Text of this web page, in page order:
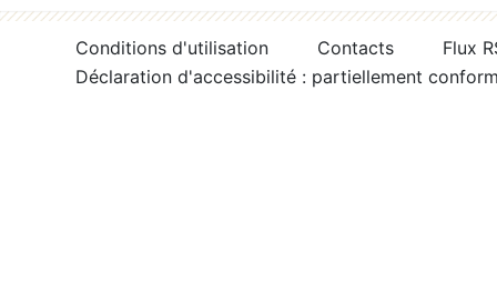
Conditions d'utilisation Contacts
Flux
Déclaration d'accessibilité : partiellement